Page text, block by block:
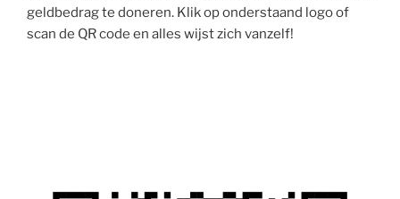
geldbedrag te doneren. Klik op onderstaand logo of
scan de QR code en alles wijst zich vanzelf!